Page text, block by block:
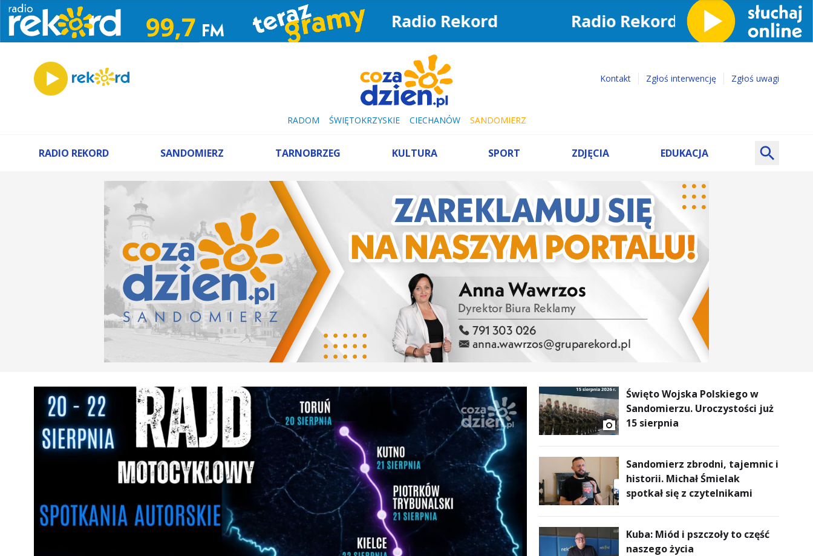
Radio Rekord
Kontakt Zgłoś interwencję Zgłoś uwagi
RADOM ŚWIĘTOKRZYSKIE CIECHANÓW SANDOMIERZ
RADIO REKORD SANDOMIERZ TARNOBRZEG KULTURA SPORT ZDJĘCIA EDUKACJA
Święto Wojska Polskiego w
Sandomierzu. Uroczystości już
15 sierpnia
Sandomierz zbrodni, tajemnic i
historii. Michał Śmielak
spotkał się z czytelnikami
Kuba: Miód i pszczoły to część
naszego życia